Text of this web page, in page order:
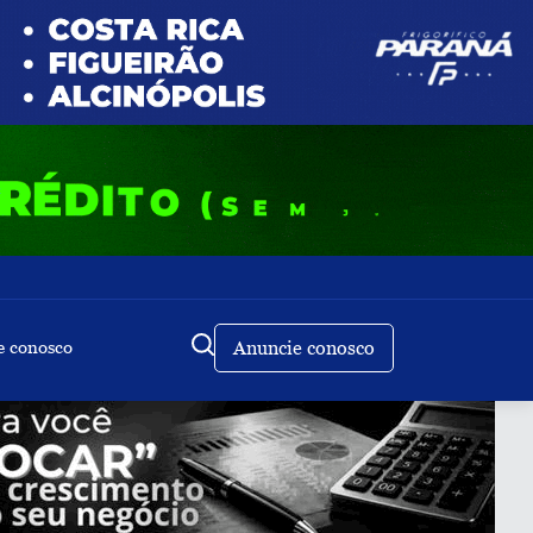
conosco Anuncie conosco
Buscar